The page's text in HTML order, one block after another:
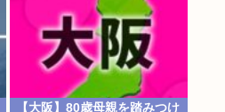
【大阪】80歳母親を踏みつけ